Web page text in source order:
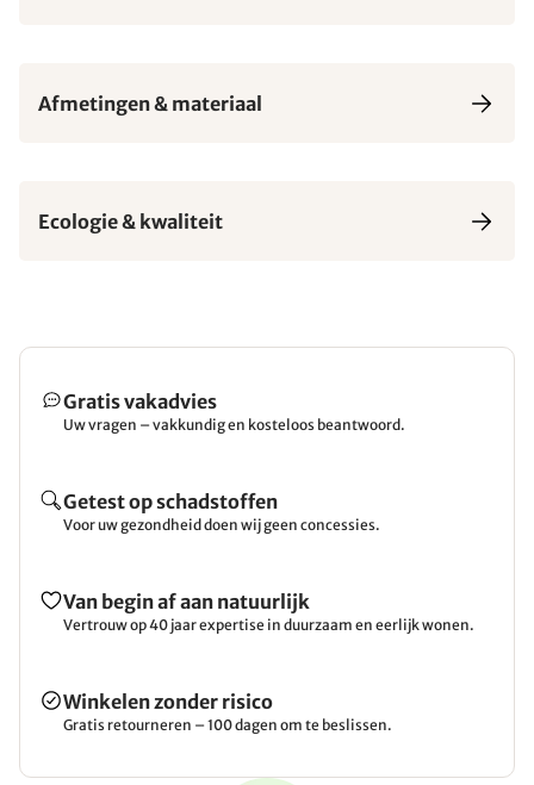
Afmetingen & materiaal
Ecologie & kwaliteit
Gratis vakadvies
Uw vragen – vakkundig en kosteloos beantwoord.
Getest op schadstoffen
Voor uw gezondheid doen wij geen concessies.
Van begin af aan natuurlijk
Vertrouw op 40 jaar expertise in duurzaam en eerlijk wonen.
Winkelen zonder risico
Gratis retourneren – 100 dagen om te beslissen.